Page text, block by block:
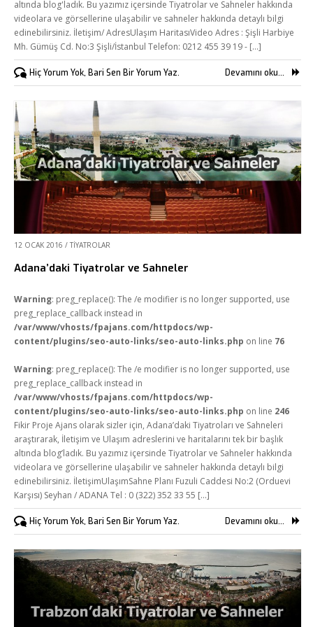
altında blog'ladık. Bu yazımız içersinde Tiyatrolar ve Sahneler hakkında
videolara ve görsellerine ulaşabilir ve sahneler hakkında detaylı bilgi
edinebilirsiniz. İletişim/ AdresUlaşım HaritasıVideo Adres : Şişli Harbiye
Mh. Gümüş Cd. No:3 Şişli/İstanbul Telefon: 0212 455 39 19 - [...]
Hiç Yorum Yok, Bari Sen Bir Yorum Yaz. Devamını oku...
12 OCAK 2016 /TIYATROLAR
Adana’daki Tiyatrolar ve Sahneler
Warning: preg_replace(): The /e modifier is no longer supported, use
preg_replace_callback instead in
/var/www/vhosts/fpajans.com/httpdocs/wp-
content/plugins/seo-auto-links/seo-auto-links.php on line 76
Warning: preg_replace(): The /e modifier is no longer supported, use
preg_replace_callback instead in
/var/www/vhosts/fpajans.com/httpdocs/wp-
content/plugins/seo-auto-links/seo-auto-links.php on line 246
Fikir Proje Ajans olarak sizler için, Adana’daki Tiyatroları ve Sahneleri
araştırarak, İletişim ve Ulaşım adreslerini ve haritalarını tek bir başlık
altında blog’ladık. Bu yazımız içersinde Tiyatrolar ve Sahneler hakkında
videolara ve görsellerine ulaşabilir ve sahneler hakkında detaylı bilgi
edinebilirsiniz. İletişimUlaşımSahne Planı Fuzuli Caddesi No:2 (Orduevi
Karşısı) Seyhan / ADANA Tel : 0 (322) 352 33 55 [...]
Hiç Yorum Yok, Bari Sen Bir Yorum Yaz. Devamını oku...